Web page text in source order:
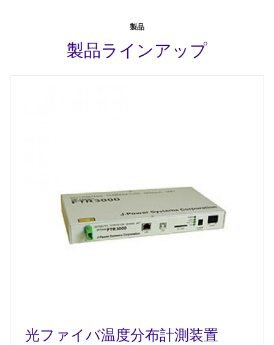
製品
製品ラインアップ
光ファイバ温度分布計測装置